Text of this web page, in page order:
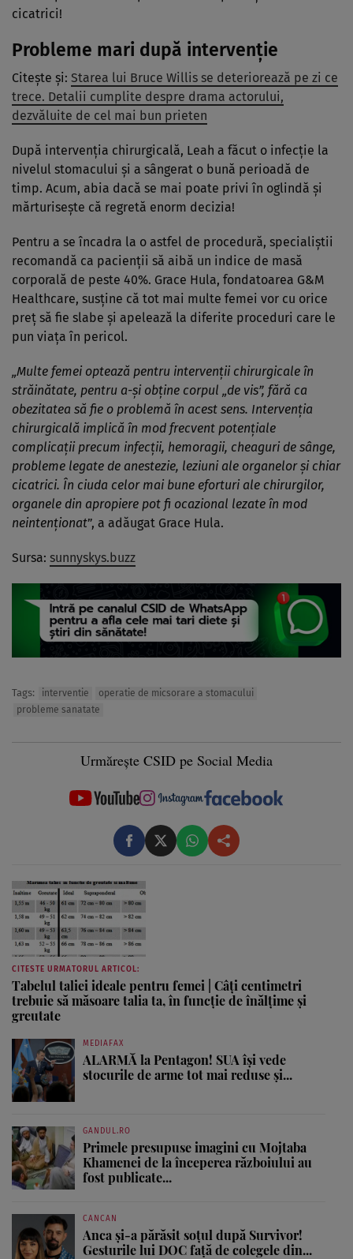
cicatrici!
Probleme mari după intervenție
Citește și: Starea lui Bruce Willis se deteriorează pe zi ce
trece. Detalii cumplite despre drama actorului,
dezvăluite de cel mai bun prieten
După intervenția chirurgicală, Leah a făcut o infecție la
nivelul stomacului și a sângerat o bună perioadă de
timp. Acum, abia dacă se mai poate privi în oglindă și
mărturisește că regretă enorm decizia!
Pentru a se încadra la o astfel de procedură, specialiștii
recomandă ca pacienții să aibă un indice de masă
corporală de peste 40%. Grace Hula, fondatoarea G&M
Healthcare, susține că tot mai multe femei vor cu orice
preț să fie slabe și apelează la diferite proceduri care le
pun viața în pericol.
„Multe femei optează pentru intervenții chirurgicale în
străinătate, pentru a-și obține corpul „de vis”, fără ca
obezitatea să fie o problemă în acest sens. Intervenția
chirurgicală implică în mod frecvent potențiale
complicații precum infecții, hemoragii, cheaguri de sânge,
probleme legate de anestezie, leziuni ale organelor și chiar
cicatrici. În ciuda celor mai bune eforturi ale chirurgilor,
organele din apropiere pot fi ocazional lezate în mod
neintenționat”, a adăugat Grace Hula.
Sursa: sunnyskys.buzz
Tags: interventie
operatie de micsorare a stomacului
probleme sanatate
Urmărește CSID pe Social Media
CITESTE URMATORUL ARTICOL:
Tabelul taliei ideale pentru femei | Câți centimetri
trebuie să măsoare talia ta, în funcție de înălțime și
greutate
MEDIAFAX
ALARMĂ la Pentagon! SUA își vede
stocurile de arme tot mai reduse și...
GANDUL.RO
Primele presupuse imagini cu Mojtaba
Khamenei de la începerea războiului au
fost publicate...
CANCAN
Anca și-a părăsit soțul după Survivor!
Gesturile lui DOC față de colegele din...